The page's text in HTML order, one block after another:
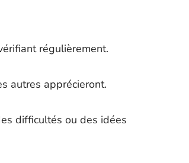
régulièrement.
autres apprécieront.
difficultés ou des idées